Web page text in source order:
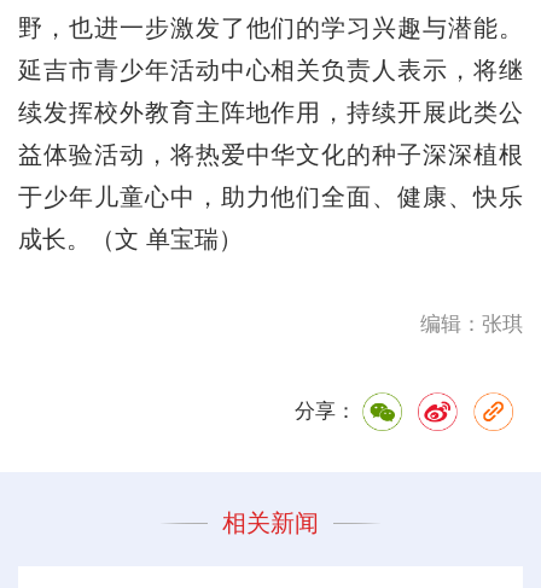
野，也进一步激发了他们的学习兴趣与潜能。
延吉市青少年活动中心相关负责人表示，将继
续发挥校外教育主阵地作用，持续开展此类公
益体验活动，将热爱中华文化的种子深深植根
于少年儿童心中，助力他们全面、健康、快乐
成长。（文 单宝瑞）
编辑：张琪
分享：
相关新闻